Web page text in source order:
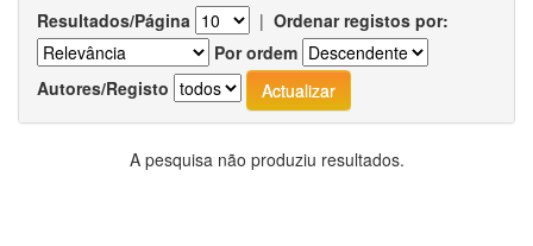
Resultados/Página | Ordenar registos por:
Por ordem
Autores/Registo
A pesquisa não produziu resultados.